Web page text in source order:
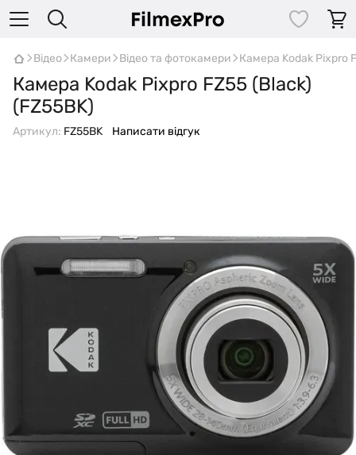
Відео Камери Відео та фотокамери Камера Kodak Pixpro
Камера Kodak Pixpro FZ55 (Black)
(FZ55BK)
Артикул: FZ55BK Написати відгук